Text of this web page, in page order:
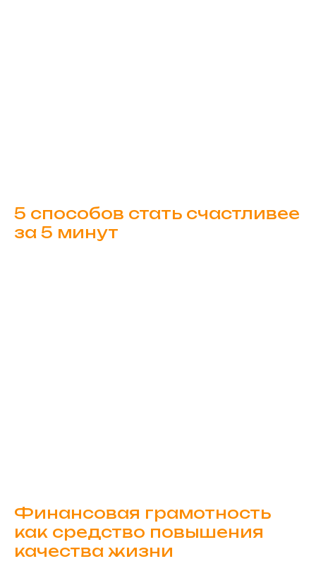
5 способов стать счастливее
за 5 минут
Финансовая грамотность
как средство повышения
качества жизни